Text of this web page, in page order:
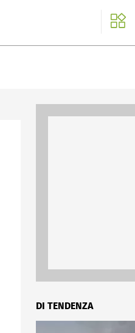
DI TENDENZA